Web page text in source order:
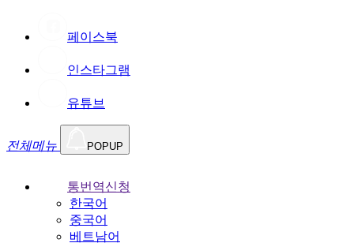
페이스북
인스타그램
유튜브
전체메뉴 POPUP
통번역신청
한국어
중국어
베트남어